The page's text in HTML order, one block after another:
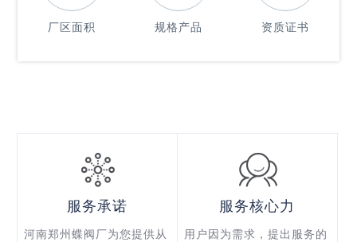
厂区面积 规格产品 资质证书
服务承诺
河南郑州蝶阀厂为您提供从
服务核心力
用户因为需求，提出服务的